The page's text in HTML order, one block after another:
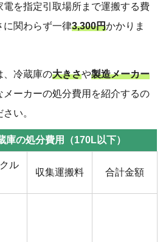
を指定引取場所まで運搬する費
に関わらず一律3,300円かかりま
、冷蔵庫の大きさや製造メーカー
ーカーの処分費用を紹介するの
い。
庫の処分費用（170L以下）
ル
収集運搬料 合計金額